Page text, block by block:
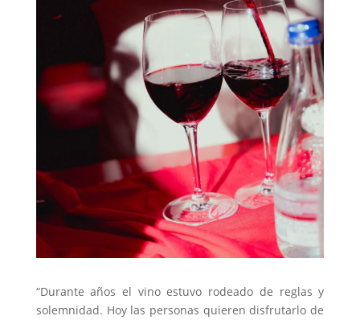
“Durante años el vino estuvo rodeado de reglas y
solemnidad. Hoy las personas quieren disfrutarlo de